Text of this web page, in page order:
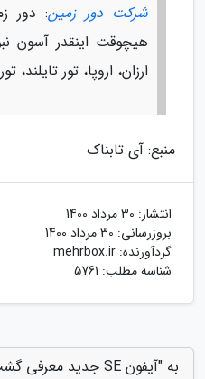
شرکت دور زمین: دور
هیچوقت اینقدر آسون
ارزان، اروپا، تور تایلند،
منبع: آی تابناک
انتشار: 30 مرداد 1400
بروزرسانی: 30 مرداد 1400
گردآورنده: mehrbox.ir
شناسه مطلب: 5761
به "آیفون SE جدید معرفی گشت" امتیاز دهید